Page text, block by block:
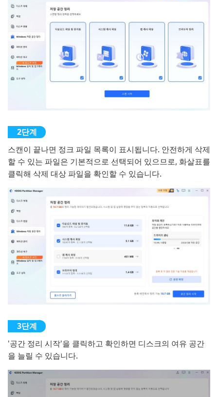
스캔이 끝나면 정크 파일 목록이 표시됩니다. 안전하게 삭제
할 수 있는 파일은 기본적으로 선택되어 있으므로, 화살표를
클릭해 삭제 대상 파일을 확인할 수 있습니다.
'공간 정리 시작'을 클릭하고 확인하면 디스크의 여유 공간
을 늘릴 수 있습니다.